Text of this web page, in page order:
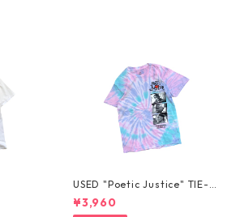
USED "Poetic Justice" TIE-D
YE TEE
¥3,960